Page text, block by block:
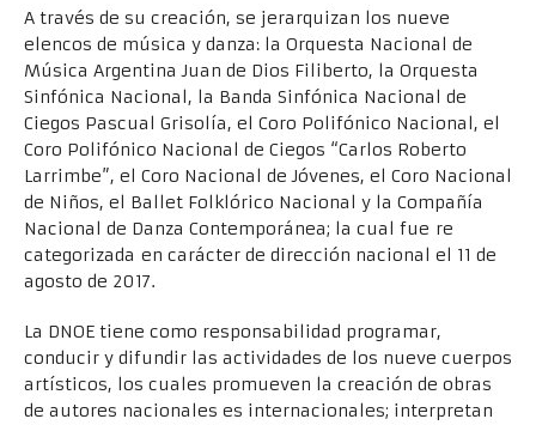
A través de su creación, se jerarquizan los nueve
elencos de música y danza: la Orquesta Nacional de
Música Argentina Juan de Dios Filiberto, la Orquesta
Sinfónica Nacional, la Banda Sinfónica Nacional de
Ciegos Pascual Grisolía, el Coro Polifónico Nacional, el
Coro Polifónico Nacional de Ciegos “Carlos Roberto
Larrimbe”, el Coro Nacional de Jóvenes, el Coro Nacional
de Niños, el Ballet Folklórico Nacional y la Compañía
Nacional de Danza Contemporánea; la cual fue re
categorizada en carácter de dirección nacional el 11 de
agosto de 2017.
La DNOE tiene como responsabilidad programar,
conducir y difundir las actividades de los nueve cuerpos
artísticos, los cuales promueven la creación de obras
de autores nacionales es internacionales; interpretan